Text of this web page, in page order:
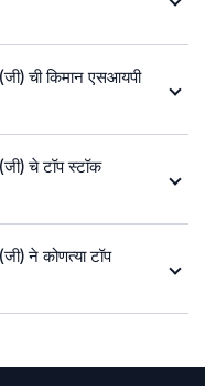
ची किमान एसआयपी
चे टॉप स्टॉक
ने कोणत्या टॉप